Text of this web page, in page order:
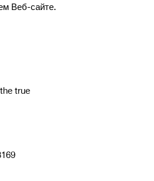
Веб-сайте.
true